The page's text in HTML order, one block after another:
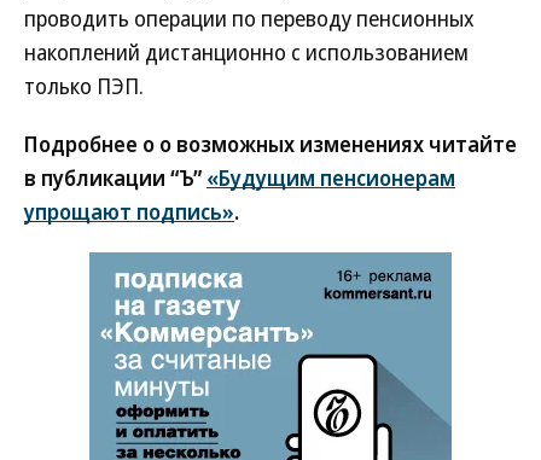
проводить операции по переводу пенсионных
накоплений дистанционно с использованием
только ПЭП.
Подробнее о о возможных изменениях читайте
в публикации “Ъ” «Будущим пенсионерам
упрощают подпись».